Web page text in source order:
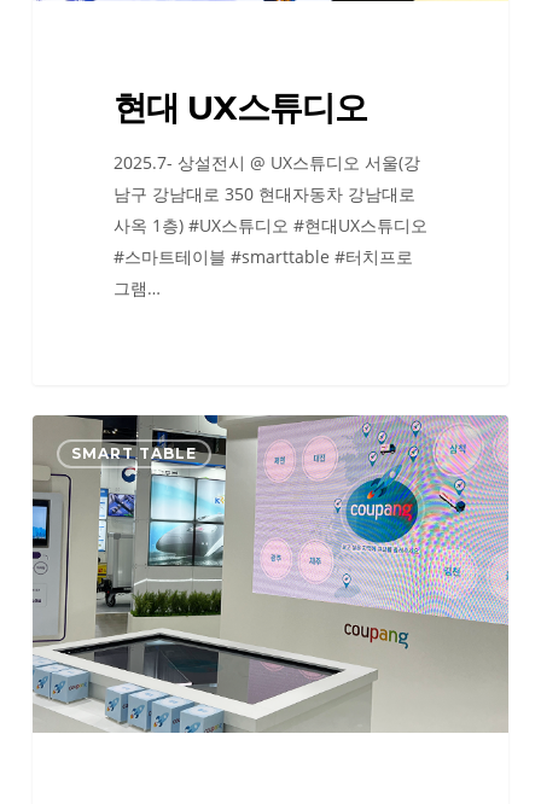
현대 UX스튜디오
2025.7- 상설전시 @ UX스튜디오 서울(강
남구 강남대로 350 현대자동차 강남대로
사옥 1층) #UX스튜디오 #현대UX스튜디오
#스마트테이블 #smarttable #터치프로
그램…
15
회
국
제
물
산
업
대
SMART TABLE